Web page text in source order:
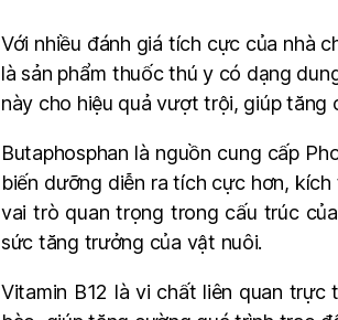
Với nhiều đánh giá tích cực của nhà
là sản phẩm thuốc thú y có dạng
này cho hiệu quả vượt trội, giúp tăng
Butaphosphan là nguồn cung cấp
biến dưỡng diễn ra tích cực hơn,
vai trò quan trọng trong cấu trúc
sức tăng trưởng của vật nuôi.
Vitamin B12 là vi chất liên quan